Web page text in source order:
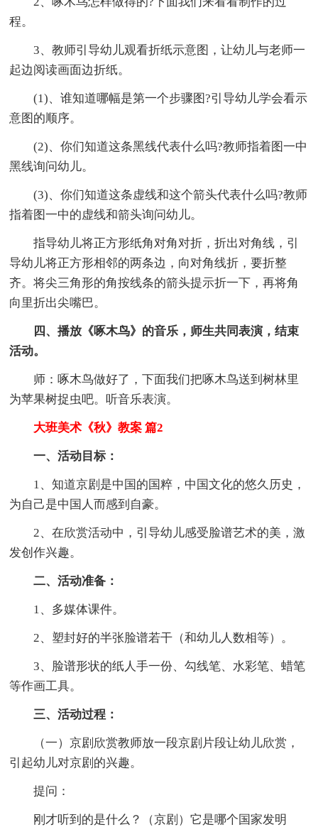
程。
3、教师引导幼儿观看折纸示意图，让幼儿与老师一
起边阅读画面边折纸。
(1)、谁知道哪幅是第一个步骤图?引导幼儿学会看示
意图的顺序。
(2)、你们知道这条黑线代表什么吗?教师指着图一中
黑线询问幼儿。
(3)、你们知道这条虚线和这个箭头代表什么吗?教师
指着图一中的虚线和箭头询问幼儿。
指导幼儿将正方形纸角对角对折，折出对角线，引
导幼儿将正方形相邻的两条边，向对角线折，要折整
齐。将尖三角形的角按线条的箭头提示折一下，再将角
向里折出尖嘴巴。
四、播放《啄木鸟》的音乐，师生共同表演，结束
活动。
师：啄木鸟做好了，下面我们把啄木鸟送到树林里
为苹果树捉虫吧。听音乐表演。
大班美术《秋》教案 篇2
一、活动目标 ：
1、知道京剧是中国的国粹，中国文化的悠久历史，
为自己是中国人而感到自豪。
2、在欣赏活动中，引导幼儿感受脸谱艺术的美，激
发创作兴趣。
二、活动准备 ：
1、多媒体课件。
2、塑封好的半张脸谱若干（和幼儿人数相等）。
3、脸谱形状的纸人手一份、勾线笔、水彩笔、蜡笔
等作画工具。
三、活动过程 ：
（一）京剧欣赏教师放一段京剧片段让幼儿欣赏，
引起幼儿对京剧的兴趣。
提问：
刚才听到的是什么？（京剧）它是哪个国家发明